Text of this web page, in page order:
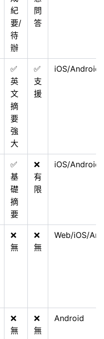
紀
要/
待
辦
問
答
✅
英
文
摘
要
強
大
✅
支
援
iOS/
✅
基
礎
摘
要
❌
有
限
iOS/
❌
無
❌
無
Web/iOS/
❌
無
❌
無
Android